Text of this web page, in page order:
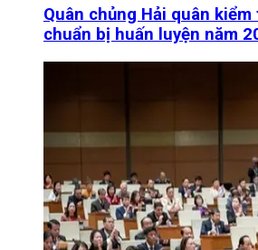
Quân chủng Hải quân
chuẩn bị huấn luyện năm